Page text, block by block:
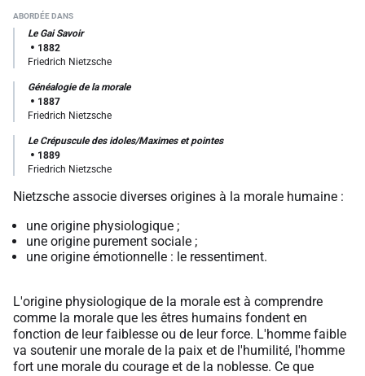
Friedrich Nietzsche
Le Gai Savoir
1882
Friedrich Nietzsche
Généalogie de la morale
1887
Friedrich Nietzsche
Le Crépuscule des idoles/Maximes et pointes
1889
Nietzsche associe diverses origines à la morale humaine :
une origine physiologique ;
une origine purement sociale ;
une origine émotionnelle : le ressentiment.
L'origine physiologique de la morale est à comprendre
comme la morale que les êtres humains fondent en
fonction de leur faiblesse ou de leur force. L'homme faible
va soutenir une morale de la paix et de l'humilité, l'homme
fort une morale du courage et de la noblesse. Ce que